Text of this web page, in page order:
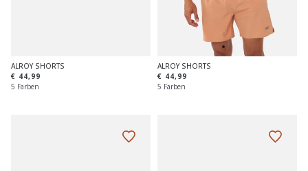
ALROY SHORTS
€ 44,99
5 Farben
ALROY SHORTS
€ 44,99
5 Farben